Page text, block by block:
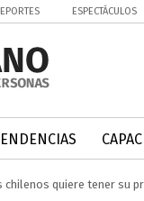
ESPECTÁCULOS
chilenos quiere tener su